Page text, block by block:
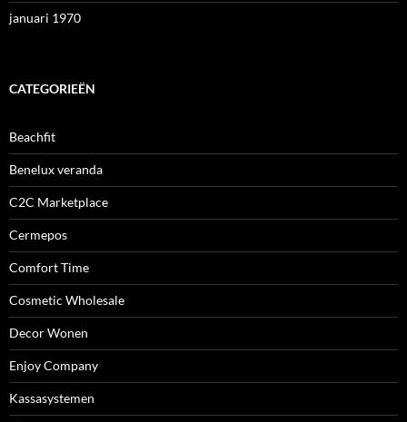
januari 1970
CATEGORIEËN
Beachfit
Benelux veranda
C2C Marketplace
Cermepos
Comfort Time
Cosmetic Wholesale
Decor Wonen
Enjoy Company
Kassasystemen